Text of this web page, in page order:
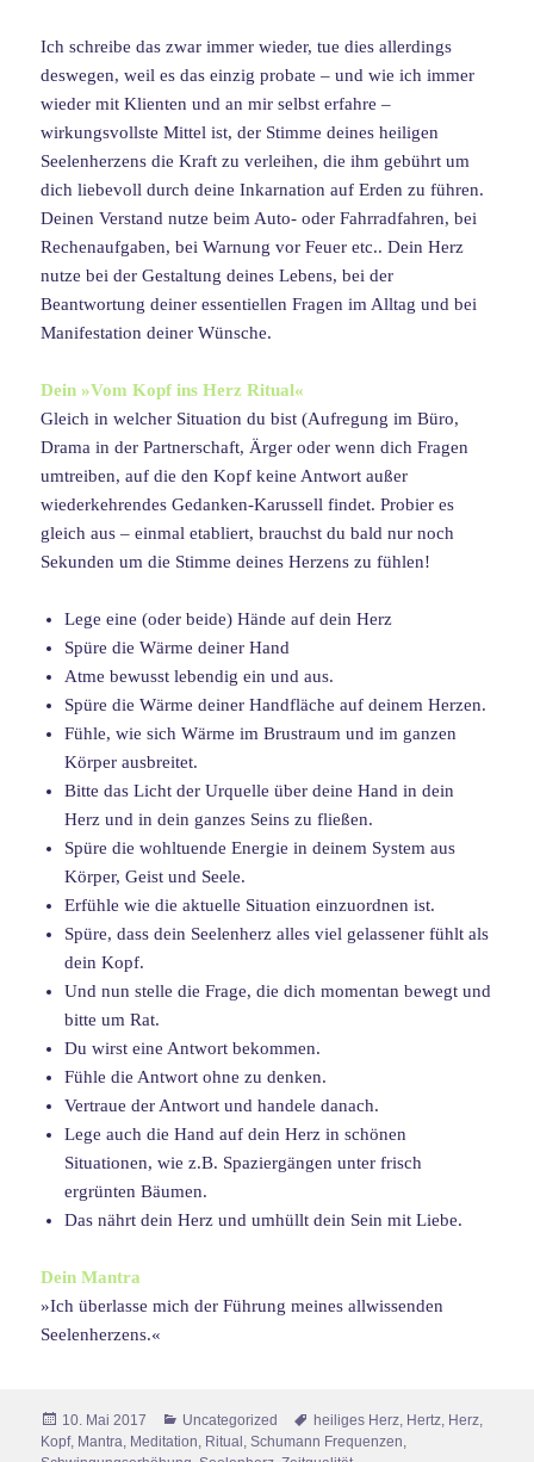
Ich schreibe das zwar immer wieder, tue dies allerdings
deswegen, weil es das einzig probate – und wie ich immer
wieder mit Klienten und an mir selbst erfahre –
wirkungsvollste Mittel ist, der Stimme deines heiligen
Seelenherzens die Kraft zu verleihen, die ihm gebührt um
dich liebevoll durch deine Inkarnation auf Erden zu führen.
Deinen Verstand nutze beim Auto- oder Fahrradfahren, bei
Rechenaufgaben, bei Warnung vor Feuer etc.. Dein Herz
nutze bei der Gestaltung deines Lebens, bei der
Beantwortung deiner essentiellen Fragen im Alltag und bei
Manifestation deiner Wünsche.
Dein »Vom Kopf ins Herz Ritual«
Gleich in welcher Situation du bist (Aufregung im Büro,
Drama in der Partnerschaft, Ärger oder wenn dich Fragen
umtreiben, auf die den Kopf keine Antwort außer
wiederkehrendes Gedanken-Karussell findet. Probier es
gleich aus – einmal etabliert, brauchst du bald nur noch
Sekunden um die Stimme deines Herzens zu fühlen!
Lege eine (oder beide) Hände auf dein Herz
Spüre die Wärme deiner Hand
Atme bewusst lebendig ein und aus.
Spüre die Wärme deiner Handfläche auf deinem Herzen.
Fühle, wie sich Wärme im Brustraum und im ganzen
Körper ausbreitet.
Bitte das Licht der Urquelle über deine Hand in dein
Herz und in dein ganzes Seins zu fließen.
Spüre die wohltuende Energie in deinem System aus
Körper, Geist und Seele.
Erfühle wie die aktuelle Situation einzuordnen ist.
Spüre, dass dein Seelenherz alles viel gelassener fühlt als
dein Kopf.
Und nun stelle die Frage, die dich momentan bewegt und
bitte um Rat.
Du wirst eine Antwort bekommen.
Fühle die Antwort ohne zu denken.
Vertraue der Antwort und handele danach.
Lege auch die Hand auf dein Herz in schönen
Situationen, wie z.B. Spaziergängen unter frisch
ergrünten Bäumen.
Das nährt dein Herz und umhüllt dein Sein mit Liebe.
Dein Mantra
»Ich überlasse mich der Führung meines allwissenden
Seelenherzens.«
Veröffentlicht
am
10. Mai 2017 Kategorien
Uncategorized Schlagwörter
heiliges Herz, Hertz, Herz,
Kopf, Mantra, Meditation, Ritual ,Schumann Frequenzen,